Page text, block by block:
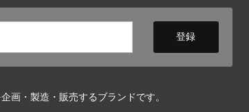
画・製造・販売するブランドです。